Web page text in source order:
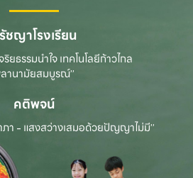
ชญาโรงเรียน
ยธรรมนำใจ เทคโนโลยีก้าวไกล
านามัยสมบูรณ์”
คติพจน์
า - แสงสว่างเสมอด้วยปัญญาไม่มี”